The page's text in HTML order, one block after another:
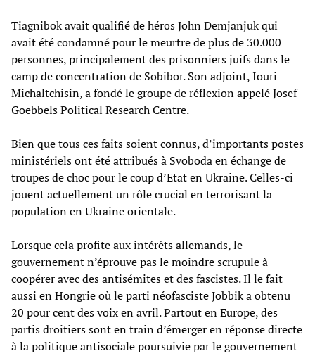
Tiagnibok avait qualifié de héros John Demjanjuk qui
avait été condamné pour le meurtre de plus de 30.000
personnes, principalement des prisonniers juifs dans le
camp de concentration de Sobibor. Son adjoint, Iouri
Michaltchisin, a fondé le groupe de réflexion appelé Josef
Goebbels Political Research Centre.
Bien que tous ces faits soient connus, d’importants postes
ministériels ont été attribués à Svoboda en échange de
troupes de choc pour le coup d’Etat en Ukraine. Celles-ci
jouent actuellement un rôle crucial en terrorisant la
population en Ukraine orientale.
Lorsque cela profite aux intérêts allemands, le
gouvernement n’éprouve pas le moindre scrupule à
coopérer avec des antisémites et des fascistes. Il le fait
aussi en Hongrie où le parti néofasciste Jobbik a obtenu
20 pour cent des voix en avril. Partout en Europe, des
partis droitiers sont en train d’émerger en réponse directe
à la politique antisociale poursuivie par le gouvernement